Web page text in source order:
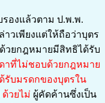
องแล้วตาม ป.พ.พ.
วเพียงแต่ให้ถือว่าบุตร
วยกฎหมายมีสิทธิได้รับ
าที่ไม่ชอบด้วยกฎหมาย
รับมรดกของบุตรใน
วยไม่ ผู้คัดค้านซึ่งเป็น